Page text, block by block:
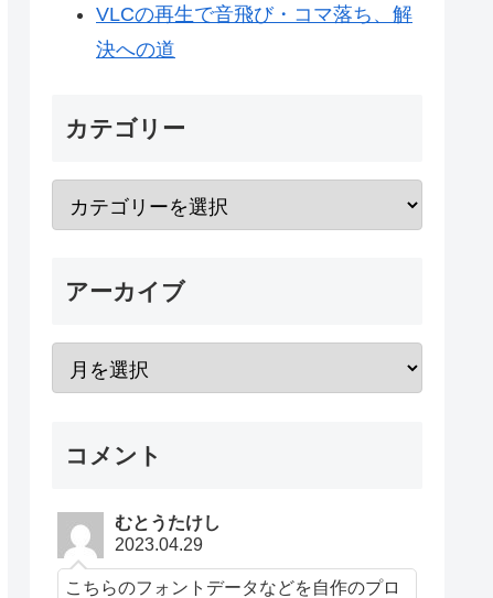
VLCの再生で音飛び・コマ落ち、解
決への道
カテゴリー
アーカイブ
コメント
むとうたけし
2023.04.29
こちらのフォントデータなどを自作のプロ